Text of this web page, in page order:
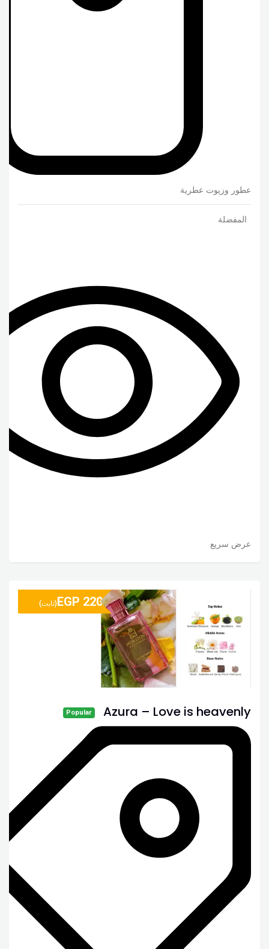
عطور وزيوت عطرية
المفضلة
عرض سريع
Azura – Love is heavenly
Popular
EGP 220 (ثابت)